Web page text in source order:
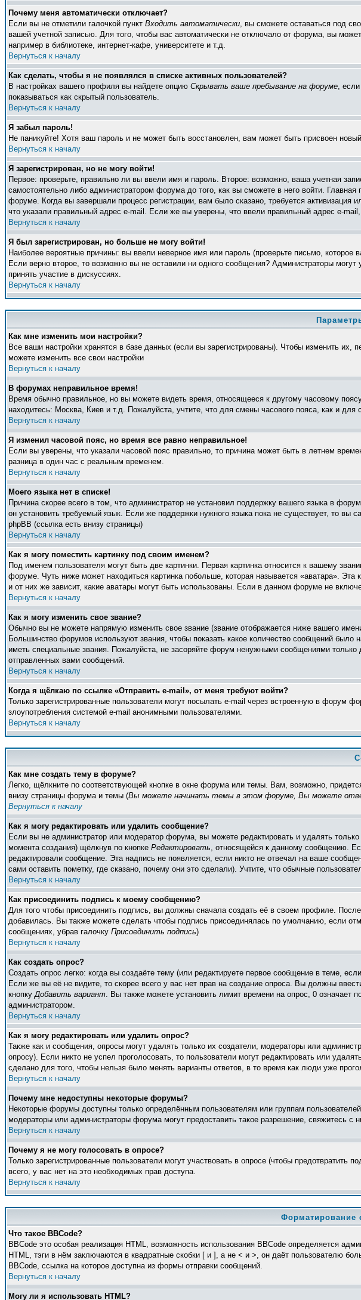
Почему меня автоматически отключает?
Если вы не отметили галочкой пункт Входить автоматически, вы сможете оставаться под
вашей учетной записью. Для того, чтобы вас автоматически не отключало от форума, вы
например в библиотеке, интернет-кафе, университете и т.д.
Вернуться к началу
Как сделать, чтобы я не появлялся в списке активных пользователей?
В настройках вашего профиля вы найдете опцию Скрывать ваше пребывание на форуме,
показываться как скрытый пользователь.
Вернуться к началу
Я забыл пароль!
Не паникуйте! Хотя ваш пароль и не может быть восстановлен, вам может быть присвоен
Вернуться к началу
Я зарегистрирован, но не могу войти!
Первое: проверьте, правильно ли вы ввели имя и пароль. Второе: возможно, ваша учетная
самостоятельно либо администратором форума до того, как вы сможете в него войти.
форуме. Когда вы завершали процесс регистрации, вам было сказано, требуется
что указали правильный адрес e-mail. Если же вы уверены, что ввели правильный адрес e-
Вернуться к началу
Я был зарегистрирован, но больше не могу войти!
Наиболее вероятные причины: вы ввели неверное имя или пароль (проверьте письмо,
Если верно второе, то возможно вы не оставили ни одного сообщения? Администраторы
принять участие в дискуссиях.
Вернуться к началу
Как мне изменить мои настройки?
Все ваши настройки хранятся в базе данных (если вы зарегистрированы). Чтобы изменить их,
можете изменить все свои настройки
Вернуться к началу
В форумах неправильное время!
Время обычно правильное, но вы можете видеть время, относящееся к другому часовому
находитесь: Москва, Киев и т.д. Пожалуйста, учтите, что для смены часового пояса, как и
Вернуться к началу
Я изменил часовой пояс, но время все равно неправильное!
Если вы уверены, что указали часовой пояс правильно, то причина может быть в летнем
разница в один час с реальным временем.
Вернуться к началу
Моего языка нет в списке!
Причина скорее всего в том, что администратор не установил поддержку вашего языка в
он установить требуемый язык. Если же поддержки нужного языка пока не существует, то
phpBB (ссылка есть внизу страницы)
Вернуться к началу
Как я могу поместить картинку под своим именем?
Под именем пользователя могут быть две картинки. Первая картинка относится к вашему
форуме. Чуть ниже может находиться картинка побольше, которая называется «аватара».
и от них же зависит, какие аватары могут быть использованы. Если в данном форуме не
Вернуться к началу
Как я могу изменить свое звание?
Обычно вы не можете напрямую изменить свое звание (звание отображается ниже вашего
Большинство форумов используют звания, чтобы показать какое количество сообщений
иметь специальные звания. Пожалуйста, не засоряйте форум ненужными сообщениями
отправленных вами сообщений.
Вернуться к началу
Когда я щёлкаю по ссылке «Отправить e-mail», от меня требуют войти?
Только зарегистрированные пользователи могут посылать e-mail через встроенную в форум
злоупотребления системой e-mail анонимными пользователями.
Вернуться к началу
Как мне создать тему в форуме?
Легко, щёлкните по соответствующей кнопке в окне форума или темы. Вам, возможно,
внизу страницы форума и темы (Вы можете начинать темы в этом форуме, Вы можете
Вернуться к началу
Как я могу редактировать или удалить сообщение?
Если вы не администратор или модератор форума, вы можете редактировать и удалять
момента создания) щёлкнув по кнопке Редактировать, относящейся к данному сообщению.
редактировали сообщение. Эта надпись не появляется, если никто не отвечал на ваше
сами оставить пометку, где сказано, почему они это сделали). Учтите, что обычные
Вернуться к началу
Как присоединить подпись к моему сообщению?
Для того чтобы присоединить подпись, вы должны сначала создать её в своем профиле.
добавилась. Вы также можете сделать чтобы подпись присоединялась по умолчанию, если
сообщениях, убрав галочку Присоединить подпись)
Вернуться к началу
Как создать опрос?
Создать опрос легко: когда вы создаёте тему (или редактируете первое сообщение в теме,
Если же вы её не видите, то скорее всего у вас нет прав на создание опроса. Вы должны
кнопкуДобавить вариант. Вы также можете установить лимит времени на опрос, 0 означает
администратором.
Вернуться к началу
Как я могу редактировать или удалить опрос?
Также как и сообщения, опросы могут удалять только их создатели, модераторы или
опросу). Если никто не успел проголосовать, то пользователи могут редактировать или
сделано для того, чтобы нельзя было менять варианты ответов, в то время как люди уже
Вернуться к началу
Почему мне недоступны некоторые форумы?
Некоторые форумы доступны только определённым пользователям или группам
модераторы или администраторы форума могут предоставить такое разрешение, свяжитесь с
Вернуться к началу
Почему я не могу голосовать в опросе?
Только зарегистрированные пользователи могут участвовать в опросе (чтобы
всего, у вас нет на это необходимых прав доступа.
Вернуться к началу
Форматирование
Что такое BBCode?
BBCode это особая реализация HTML, возможность использования BBCode определяется
HTML, тэги в нём заключаются в квадратные скобки [ и ], а не < и >, он даёт пользователю
BBCode, ссылка на которое доступна из формы отправки сообщений.
Вернуться к началу
Могу ли я использовать HTML?